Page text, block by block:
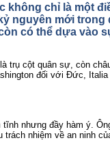
không chỉ là một
nguyên mới trong
có thể dựa vào
trụ cột quân sự, còn
đối với Đức, Italia
nhưng đầy hàm ý.
nhiệm về an ninh